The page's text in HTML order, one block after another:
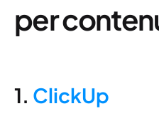
per
1. ClickUp